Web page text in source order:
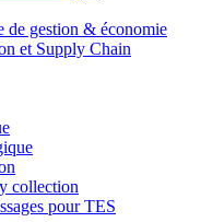
de gestion & économie
et Supply Chain
collection
pour TES